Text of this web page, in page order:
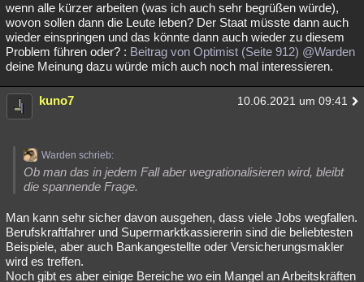
wenn alle kürzer arbeiten (was ich auch sehr begrüßen würde),
wovon sollen dann die Leute leben? Der Staat müsste dann auch
wieder einspringen und das könnte dann auch wieder zu diesem
Problem führen oder? : Beitrag von Optimist (Seite 912) @Warden
deine Meinung dazu würde mich auch noch mal interessieren.
kuno7 10.06.2021 um 09:41
Warden schrieb:
Ob man das in jedem Fall aber wegrationalisieren wird, bleibt
die spannende Frage.
Man kann sehr sicher davon ausgehen, dass viele Jobs wegfallen.
Berufskraftfahrer und Supermarktkassiererin sind die beliebtesten
Beispiele, aber auch Bankangestellte oder Versicherungsmakler
wird es treffen.
Noch gibt es aber einige Bereiche wo ein Mangel an Arbeitskräften